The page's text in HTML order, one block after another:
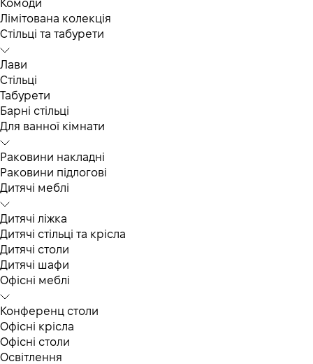
Комоди
Лімітована колекція
Стільці та табурети
Лави
Стільці
Табурети
Барні стільці
Для ванної кімнати
Раковини накладні
Раковини підлогові
Дитячі меблі
Дитячі ліжка
Дитячі стільці та крісла
Дитячі столи
Дитячі шафи
Офісні меблі
Конференц столи
Офісні крісла
Офісні столи
Освітлення